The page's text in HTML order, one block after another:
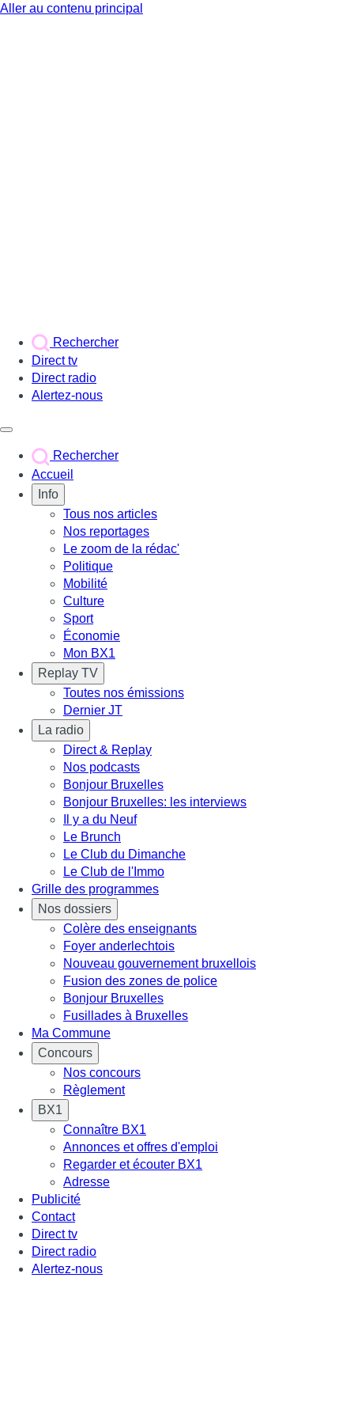
Aller au contenu principal
Rechercher
Direct tv
Direct radio
Alertez-nous
Rechercher
Accueil
Info
Tous nos articles
Nos reportages
Le zoom de la rédac'
Politique
Mobilité
Culture
Sport
Économie
Mon BX1
Replay TV
Toutes nos émissions
Dernier JT
La radio
Direct & Replay
Nos podcasts
Bonjour Bruxelles
Bonjour Bruxelles: les interviews
Il y a du Neuf
Le Brunch
Le Club du Dimanche
Le Club de l'Immo
Grille des programmes
Nos dossiers
Colère des enseignants
Foyer anderlechtois
Nouveau gouvernement bruxellois
Fusion des zones de police
Bonjour Bruxelles
Fusillades à Bruxelles
Ma Commune
Concours
Nos concours
Règlement
BX1
Connaître BX1
Annonces et offres d'emploi
Regarder et écouter BX1
Adresse
Publicité
Contact
Direct tv
Direct radio
Alertez-nous